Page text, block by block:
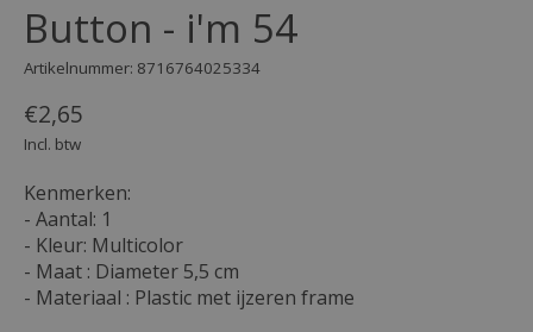
Button - i'm 54
Artikelnummer: 8716764025334
€2,65
Incl. btw
Kenmerken:
- Aantal: 1
- Kleur: Multicolor
- Maat : Diameter 5,5 cm
- Materiaal : Plastic met ijzeren frame